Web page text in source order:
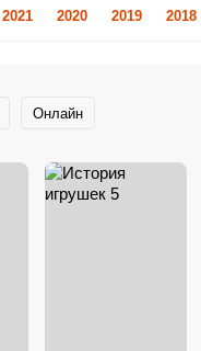
2021 2020 2019 2018
Онлайн